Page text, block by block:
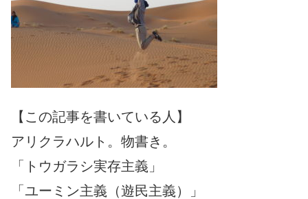
【この記事を書いている人】
アリクラハルト。物書き。
「トウガラシ実存主義」
「ユーミン主義（遊民主義）」